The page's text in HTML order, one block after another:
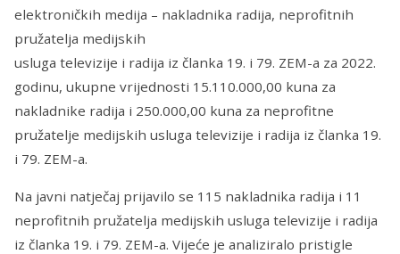
elektroničkih medija – nakladnika radija, neprofitnih
pružatelja medijskih
usluga televizije i radija iz članka 19. i 79. ZEM-a za 2022.
godinu, ukupne vrijednosti 15.110.000,00 kuna za
nakladnike radija i 250.000,00 kuna za neprofitne
pružatelje medijskih usluga televizije i radija iz članka 19.
i 79. ZEM-a.
Na javni natječaj prijavilo se 115 nakladnika radija i 11
neprofitnih pružatelja medijskih usluga televizije i radija
iz članka 19. i 79. ZEM-a. Vijeće je analiziralo pristigle